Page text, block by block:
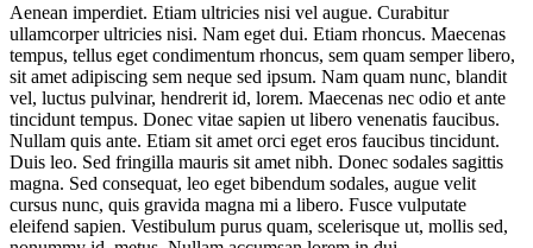
Aenean imperdiet. Etiam ultricies nisi vel augue. Curabitur
ullamcorper ultricies nisi. Nam eget dui. Etiam rhoncus. Maecenas
tempus, tellus eget condimentum rhoncus, sem quam semper libero,
sit amet adipiscing sem neque sed ipsum. Nam quam nunc, blandit
vel, luctus pulvinar, hendrerit id, lorem. Maecenas nec odio et ante
tincidunt tempus. Donec vitae sapien ut libero venenatis faucibus.
Nullam quis ante. Etiam sit amet orci eget eros faucibus tincidunt.
Duis leo. Sed fringilla mauris sit amet nibh. Donec sodales sagittis
magna. Sed consequat, leo eget bibendum sodales, augue velit
cursus nunc, quis gravida magna mi a libero. Fusce vulputate
eleifend sapien. Vestibulum purus quam, scelerisque ut, mollis sed,